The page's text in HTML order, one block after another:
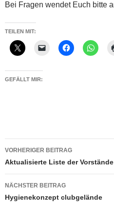
Bei Fragen wendet Euch bitte
TEILEN MIT:
GEFÄLLT MIR:
Beitragsnavigation
VORHERIGER BEITRAG
Aktualisierte Liste der Vorstände
NÄCHSTER BEITRAG
Hygienekonzept clubgelände